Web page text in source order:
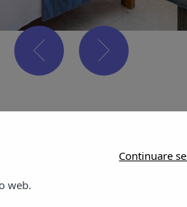
Continuare
web.